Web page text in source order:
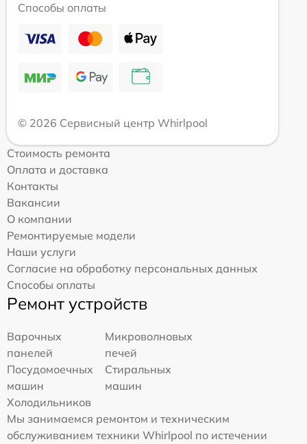
Способы оплаты
© 2026 Сервисный центр Whirlpool
Стоимость ремонта
Оплата и доставка
Контакты
Вакансии
О компании
Ремонтируемые модели
Наши услуги
Согласие на обработку персональных данных
Способы оплаты
Ремонт устройств
Варочных
панелей
Микроволновых
печей
Посудомоечных
машин
Стиральных
машин
Холодильников
Мы занимаемся ремонтом и техническим
обслуживанием техники Whirlpool по истечении